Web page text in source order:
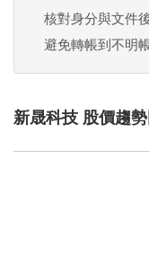
核對身分與文件
避免轉帳到不明
新晟科技 股價趨勢